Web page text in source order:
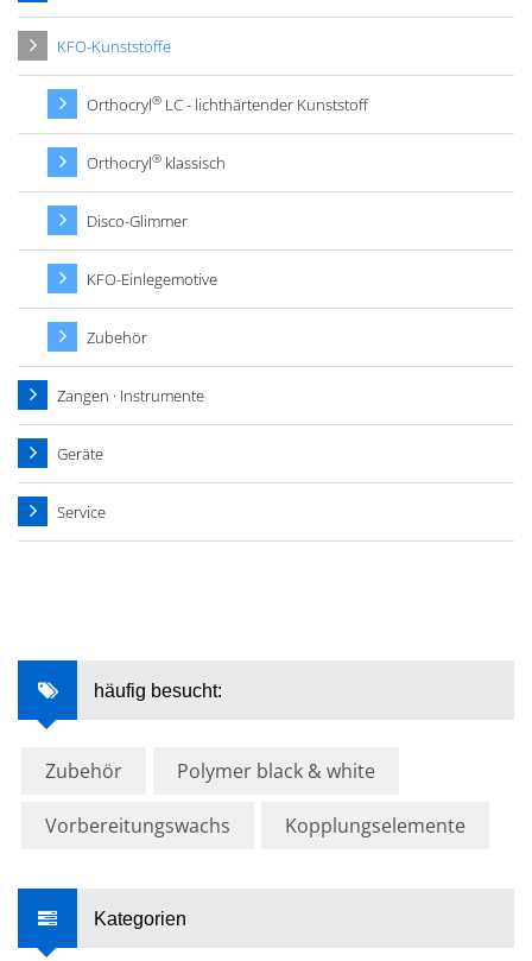
KFO-Kunststoffe
Orthocryl® LC - lichthärtender Kunststoff
Orthocryl® klassisch
Disco-Glimmer
KFO-Einlegemotive
Zubehör
Zangen · Instrumente
Geräte
Service
häufig besucht:
Zubehör Polymer black & white
Vorbereitungswachs Kopplungselemente
Kategorien